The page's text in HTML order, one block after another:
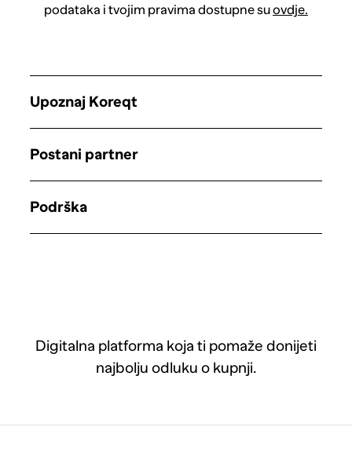
podataka i tvojim pravima dostupne suovdje.
Digitalna platforma koja ti pomaže donijeti
najbolju odluku o kupnji.
Upoznaj Koreqt
Postani partner
Podrška